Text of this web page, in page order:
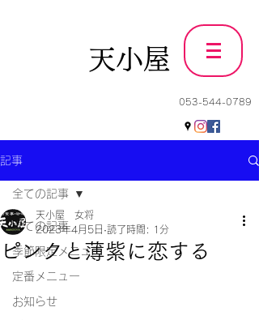
天小屋
053-544-0789
記事
全ての記事
季節限定メニュー
定番メニュー
お知らせ
全ての記事
ピンクと薄紫に恋する
天小屋 女将
2023年4月5日 読了時間: 1分